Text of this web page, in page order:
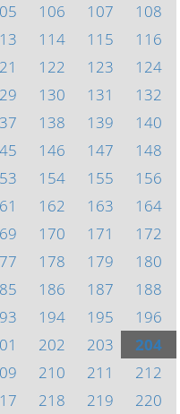
106 107
108
114 115
116
122 123
124
130 131
132
138 139
140
146 147
148
154 155
156
162 163
164
170 171
172
178 179
180
186 187
188
194 195
196
202 203
204
210 211
212
218 219
220